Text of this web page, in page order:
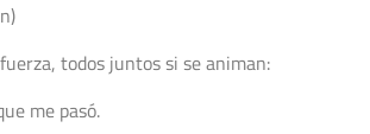
todos juntos si se animan:
me pasó.